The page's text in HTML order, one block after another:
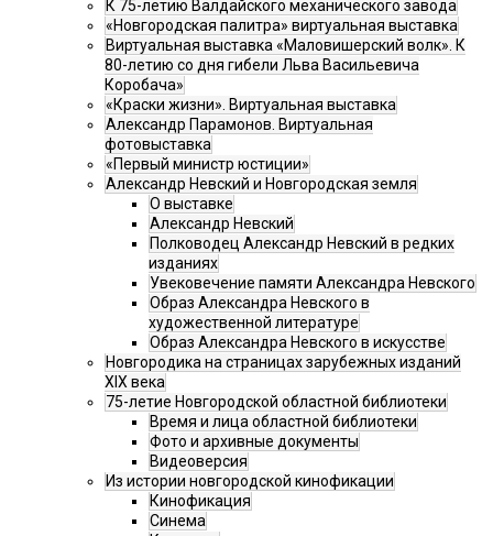
К 75-летию Валдайского механического завода
«Новгородская палитра» виртуальная выставка
Виртуальная выставка «Маловишерский волк». К
80-летию со дня гибели Льва Васильевича
Коробача»
«Краски жизни». Виртуальная выставка
Александр Парамонов. Виртуальная
фотовыставка
«Первый министр юстиции»
Александр Невский и Новгородская земля
О выставке
Александр Невский
Полководец Александр Невский в редких
изданиях
Увековечение памяти Александра Невского
Образ Александра Невского в
художественной литературе
Образ Александра Невского в искусстве
Новгородика на страницах зарубежных изданий
XIX века
75-летие Новгородской областной библиотеки
Время и лица областной библиотеки
Фото и архивные документы
Видеоверсия
Из истории новгородской кинофикации
Кинофикация
Синема